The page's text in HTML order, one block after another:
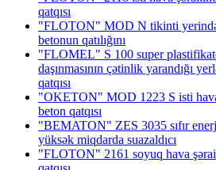
qatqısı
"FLOTON" MOD N tikinti
betonun qatılığını
"FLOMEL" S 100 super
daşınmasının çətinlik yarandığı
qatqısı
"OKETON" MOD 1223 S isti
beton qatqısı
"BEMATON" ZES 3035 sıfır
yüksək miqdarda suazaldıcı
"FLOTON" 2161 soyuq hava